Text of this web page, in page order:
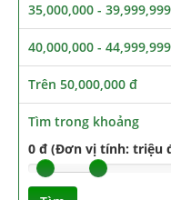
35,000,000 -
40,000,000 -
Trên 50,000,000 đ
Tìm trong khoảng
0 đ (Đơn vị tính: triệu